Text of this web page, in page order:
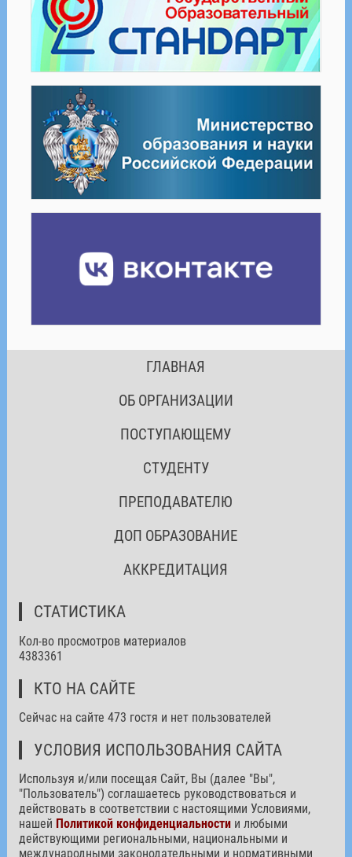
ГЛАВНАЯ
ОБ ОРГАНИЗАЦИИ
ПОСТУПАЮЩЕМУ
СТУДЕНТУ
ПРЕПОДАВАТЕЛЮ
ДОП ОБРАЗОВАНИЕ
АККРЕДИТАЦИЯ
СТАТИСТИКА
Кол-во просмотров материалов
4383361
КТО НА САЙТЕ
Сейчас на сайте 473 гостя и нет пользователей
УСЛОВИЯ ИСПОЛЬЗОВАНИЯ САЙТА
Используя и/или посещая Сайт, Вы (далее "Вы",
"Пользователь") соглашаетесь руководствоваться и
действовать в соответствии с настоящими Условиями,
нашей Политикой конфиденциальностии любыми
действующими региональными, национальными и
международными законодательными и нормативными